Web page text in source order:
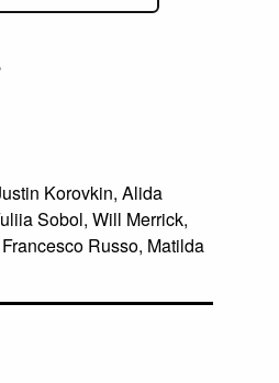
Korovkin, Alida
Sobol, Will Merrick,
Francesco Russo, Matilda